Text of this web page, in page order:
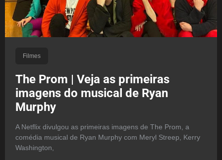
Filmes
The Prom | Veja as primeiras
imagens do musical de Ryan
Murphy
A Netflix divulgou as primeiras imagens de The Prom, a
comédia musical de Ryan Murphy com Meryl Streep, Kerry
Washington,